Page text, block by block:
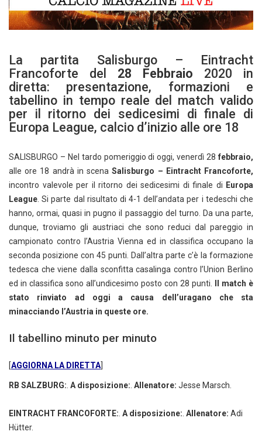
La partita Salisburgo – Eintracht
Francoforte del 28 Febbraio 2020 in
diretta: presentazione, formazioni e
tabellino in tempo reale del match valido
per il ritorno dei sedicesimi di finale di
Europa League, calcio d’inizio alle ore 18
SALISBURGO – Nel tardo pomeriggio di oggi, venerdì 28 febbraio,
alle ore 18 andrà in scenaSalisburgo – Eintracht Francoforte,
incontro valevole per il ritorno dei sedicesimi di finale di Europa
League. Si parte dal risultato di 4-1 dell’andata per i tedeschi che
hanno, ormai, quasi in pugno il passaggio del turno. Da una parte,
dunque, troviamo gli austriaci che sono reduci dal pareggio in
campionato contro l’Austria Vienna ed in classifica occupano la
seconda posizione con 45 punti. Dall’altra parte c’è la formazione
tedesca che viene dalla sconfitta casalinga contro l’Union Berlino
ed in classifica sono all’undicesimo posto con 28 punti.
Il match è
stato rinviato ad oggi a causa dell’uragano che sta
minacciando l’Austria in queste ore.
Il tabellino minuto per minuto
[AGGIORNA LA DIRETTA]
RB SALZBURG:. A disposizione:. Allenatore: Jesse Marsch.
EINTRACHT FRANCOFORTE:. A disposizione:. Allenatore: Adi
Hütter.